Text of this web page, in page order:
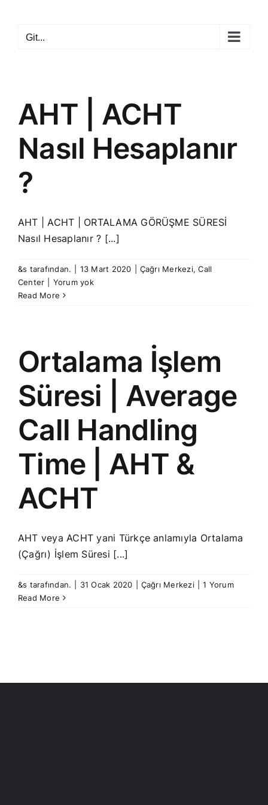
contentGit...
AHT | ACHT
Nasıl Hesaplanır
?
AHT | ACHT | ORTALAMA GÖRÜŞME SÜRESİ
Nasıl Hesaplanır ? [...]
&s tarafından. 13 Mart 2020 Çağrı Merkezi,Call
Center
Yorum yok
Read More
Ortalama İşlem
Süresi | Average
Call Handling
Time | AHT &
ACHT
AHT veya ACHT yani Türkçe anlamıyla Ortalama
(Çağrı) İşlem Süresi [...]
&s tarafından. 31 Ocak 2020 Çağrı Merkezi
1 Yorum
Read More